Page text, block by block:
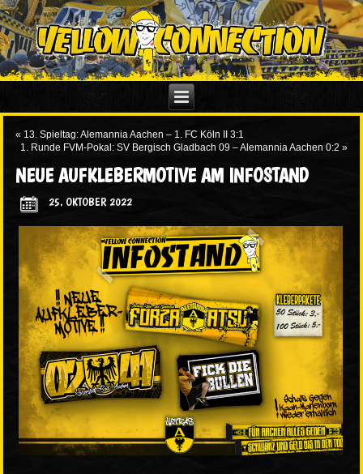
« 13. Spieltag: Alemannia Aachen – 1. FC Köln II 3:1
1. Runde FVM-Pokal: SV Bergisch Gladbach 09 – Alemannia Aachen 0:2 »
NEUE AUFKLEBERMOTIVE AM INFOSTAND
25. OKTOBER 2022